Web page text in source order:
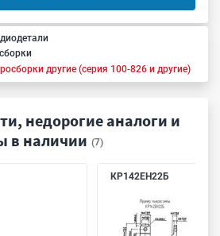
другие (серия 100-826 и другие)
недорогие аналоги и
в наличии (7)
КР142ЕН22Б